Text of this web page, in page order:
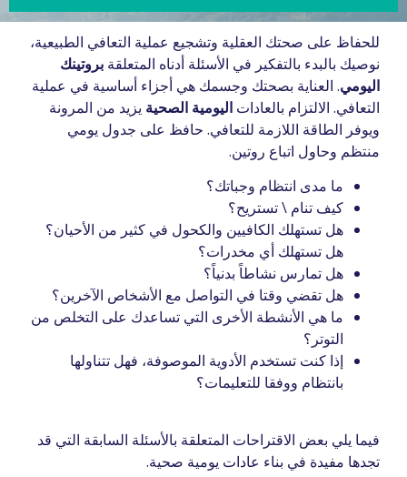
للحفاظ على صحتك العقلية وتشجيع عملية التعافي الطبيعية،
نوصيك بالبدء بالتفكير في الأسئلة أدناه المتعلقة بروتينك
اليومي. العناية بصحتك وجسمك هي أجزاء أساسية في عملية
التعافي. الالتزام بالعادات اليومية الصحية يزيد من المرونة
ويوفر الطاقة اللازمة للتعافي. حافظ على جدول يومي
منتظم وحاول اتباع روتين.
ما مدى انتظام وجباتك؟
كيف تنام \ تستريح؟
هل تستهلك الكافيين والكحول في كثير من الأحيان؟
هل تستهلك أي مخدرات؟
هل تمارس نشاطاً بدنياً؟
هل تقضي وقتا في التواصل مع الأشخاص الآخرين؟
ما هي الأنشطة الأخرى التي تساعدك على التخلص من
التوتر؟
إذا كنت تستخدم الأدوية الموصوفة، فهل تتناولها
بانتظام ووفقا للتعليمات؟
فيما يلي بعض الاقتراحات المتعلقة بالأسئلة السابقة التي قد
تجدها مفيدة في بناء عادات يومية صحية.